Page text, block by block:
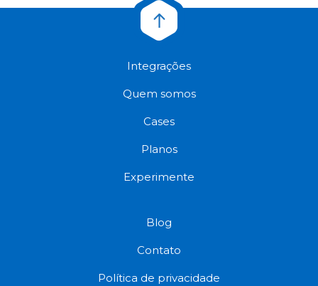
Integrações
Quem somos
Cases
Planos
Experimente
Blog
Contato
Política de privacidade